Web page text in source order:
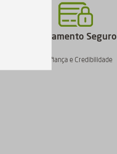
Pagamento Seguro
Confiança e Credibilidade